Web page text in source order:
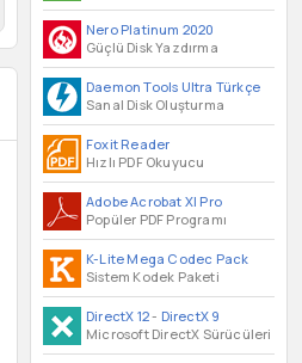
Nero Platinum 2020
Güçlü Disk Yazdırma
Daemon Tools Ultra Türkçe
Sanal Disk Oluşturma
Foxit Reader
Hızlı PDF Okuyucu
Adobe Acrobat XI Pro
Popüler PDF Programı
K-Lite Mega Codec Pack
Sistem Kodek Paketi
DirectX 12- DirectX 9
Microsoft DirectX Sürücüleri